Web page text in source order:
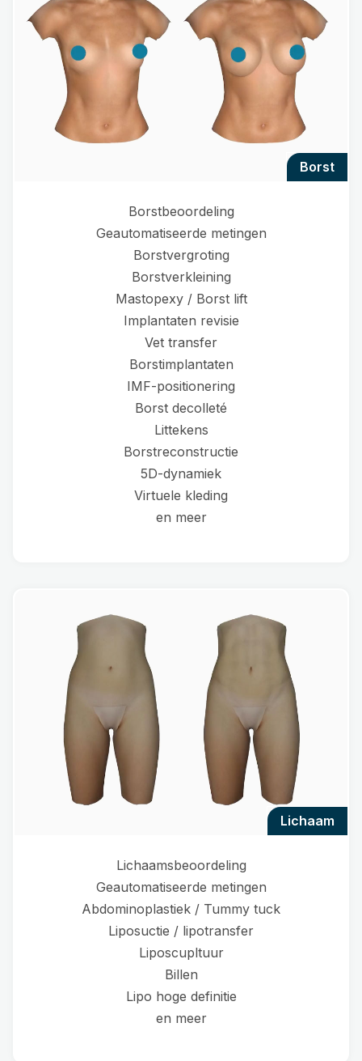
borst
Borstbeoordeling
Geautomatiseerde metingen
Borstvergroting
Borstverkleining
Mastopexy / Borst lift
Implantaten revisie
Vet transfer
Borstimplantaten
IMF-positionering
Borst decolleté
Littekens
Borstreconstructie
5D-dynamiek
Virtuele kleding
en meer
lichaam
Lichaamsbeoordeling
Geautomatiseerde metingen
Abdominoplastiek / Tummy tuck
Liposuctie / lipotransfer
Liposcupltuur
Billen
Lipo hoge definitie
en meer